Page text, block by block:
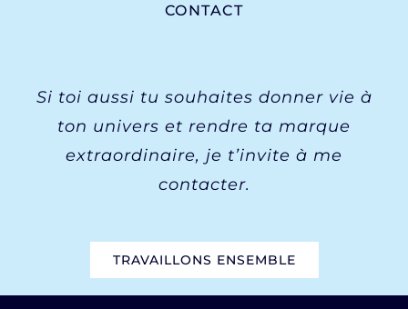
CONTACT
Si toi aussi tu souhaites donner vie à
ton univers et rendre ta marque
extraordinaire, je t’invite à me
contacter.
TRAVAILLONS ENSEMBLE